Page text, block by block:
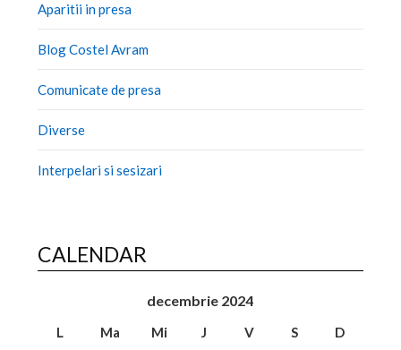
Aparitii in presa
Blog Costel Avram
Comunicate de presa
Diverse
Interpelari si sesizari
CALENDAR
decembrie 2024
L Ma Mi J V S
D